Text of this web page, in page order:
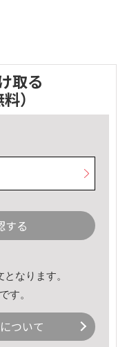
取る
）
する
なります。
す。
ついて